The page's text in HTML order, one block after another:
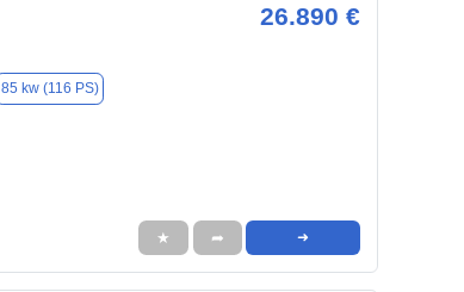
26.890 €
85 kw (116 PS)
★ ➦ ➜